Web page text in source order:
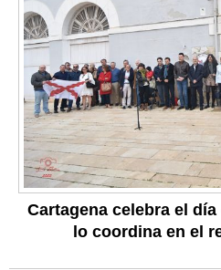
Cartagena celebra el
lo coordina en el